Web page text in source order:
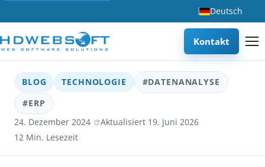
Deutsch
Kontakt
BLOG TECHNOLOGIE
#DATENANALYSE
#ERP
24. Dezember 2024· Aktualisiert 19. Juni 2026·
12 Min. Lesezeit